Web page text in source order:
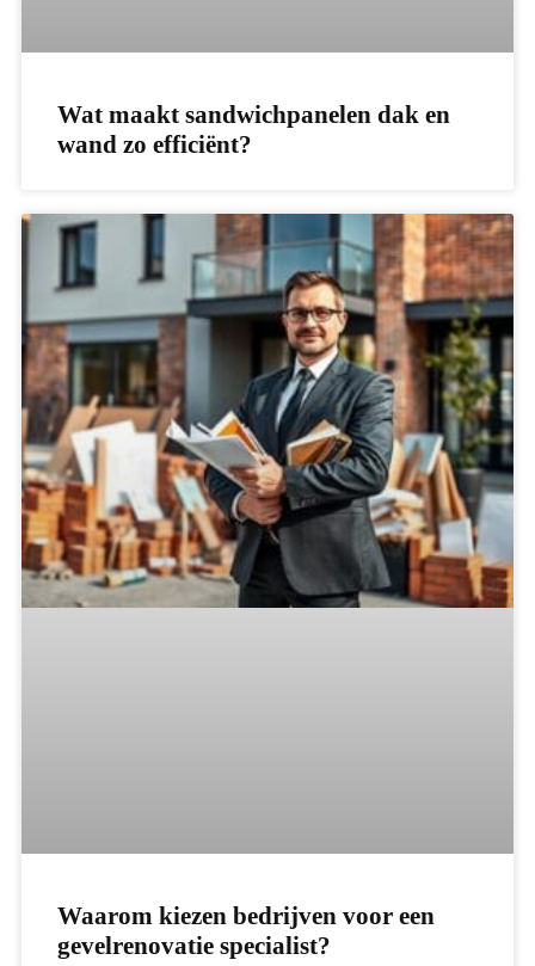
Wat maakt sandwichpanelen dak en
wand zo efficiënt?
Waarom kiezen bedrijven voor een
gevelrenovatie specialist?